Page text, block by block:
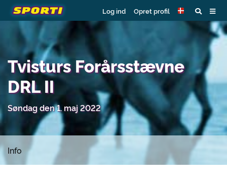
Log ind Opret profil
Tvisturs Forårsstævne
DRL II
Søndag den 1. maj 2022
Info